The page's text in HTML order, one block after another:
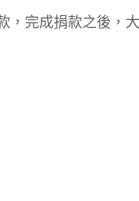
，完成捐款之後，